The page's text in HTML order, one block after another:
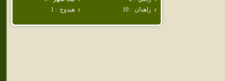
زاهدان :
10 هيدوج :
1